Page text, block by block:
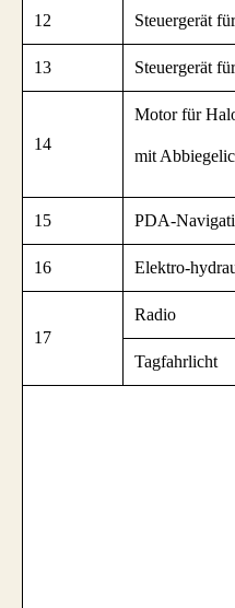
12 Steuergerät
13 Steuergerät
14
Motor für
mit
15 PDA-
16 Elektro-
17
Radio
Tagfahrlicht